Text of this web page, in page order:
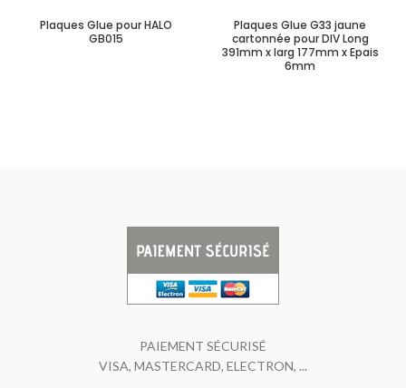
Plaques Glue pour HALO
GB015
Plaques Glue G33 jaune
cartonnée pour DIV Long
391mm x larg 177mm x Epais
6mm
PAIEMENT SÉCURISÉ
VISA, MASTERCARD, ELECTRON, ...